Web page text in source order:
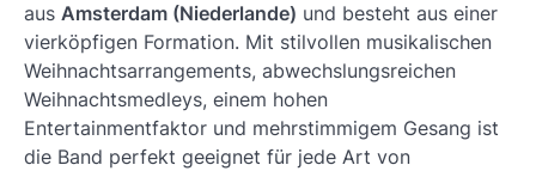
aus Amsterdam (Niederlande) und besteht aus einer
vierköpfigen Formation. Mit stilvollen musikalischen
Weihnachtsarrangements, abwechslungsreichen
Weihnachtsmedleys, einem hohen
Entertainmentfaktor und mehrstimmigem Gesang ist
die Band perfekt geeignet für jede Art von